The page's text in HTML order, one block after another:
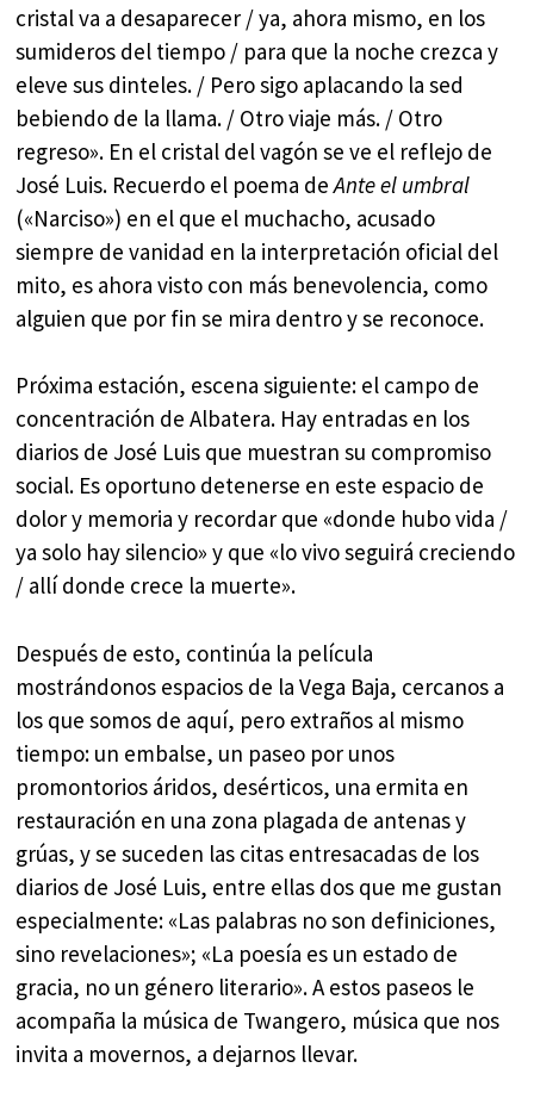
cristal va a desaparecer / ya, ahora mismo, en los
sumideros del tiempo / para que la noche crezca y
eleve sus dinteles. / Pero sigo aplacando la sed
bebiendo de la llama. / Otro viaje más. / Otro
regreso». En el cristal del vagón se ve el reflejo de
José Luis. Recuerdo el poema deAnte el umbral
(«Narciso») en el que el muchacho, acusado
siempre de vanidad en la interpretación oficial del
mito, es ahora visto con más benevolencia, como
alguien que por fin se mira dentro y se reconoce.
Próxima estación, escena siguiente: el campo de
concentración de Albatera. Hay entradas en los
diarios de José Luis que muestran su compromiso
social. Es oportuno detenerse en este espacio de
dolor y memoria y recordar que «donde hubo vida /
ya solo hay silencio» y que «lo vivo seguirá creciendo
/ allí donde crece la muerte».
Después de esto, continúa la película
mostrándonos espacios de la Vega Baja, cercanos a
los que somos de aquí, pero extraños al mismo
tiempo: un embalse, un paseo por unos
promontorios áridos, desérticos, una ermita en
restauración en una zona plagada de antenas y
grúas, y se suceden las citas entresacadas de los
diarios de José Luis, entre ellas dos que me gustan
especialmente: «Las palabras no son definiciones,
sino revelaciones»; «La poesía es un estado de
gracia, no un género literario». A estos paseos le
acompaña la música de Twangero, música que nos
invita a movernos, a dejarnos llevar.